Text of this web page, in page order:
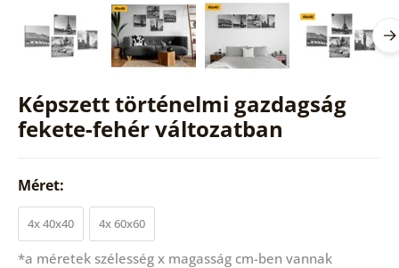
Képszett történelmi gazdagság
fekete-fehér változatban
Méret:
4x 40x40 4x 60x60
*a méretek szélesség x magasság cm-ben vannak